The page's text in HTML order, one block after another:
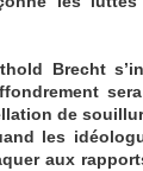
Brecht
de
les
aux